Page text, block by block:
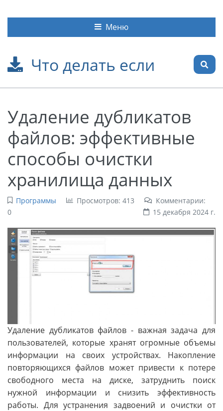
Что делать если
Меню
Удаление дубликатов
файлов: эффективные
способы очистки
хранилища данных
Программы Просмотров: 413
Комментарии:
0
15 декабря 2024 г.
Удаление дубликатов файлов - важная задача для
пользователей, которые хранят огромные объемы
информации на своих устройствах. Накопление
повторяющихся файлов может привести к потере
свободного места на диске, затруднить поиск
нужной информации и снизить эффективность
работы. Для устранения задвоений и очистки от